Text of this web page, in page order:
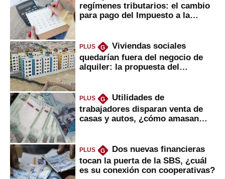
regímenes tributarios: el cambio
para pago del Impuesto a la
PLUS G
Viviendas sociales
quedarían fuera del negocio de
alquiler: la propuesta del
PLUS G
Utilidades de
trabajadores disparan venta de
casas y autos, ¿cómo amasan
PLUS G
Dos nuevas financieras
tocan la puerta de la SBS, ¿cuál
es su conexión con cooperativas?